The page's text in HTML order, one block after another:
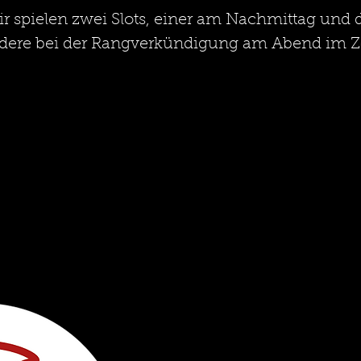
spielen zwei Slots, einer am Nachmittag und
bei der Rangverkündigung am Abend im